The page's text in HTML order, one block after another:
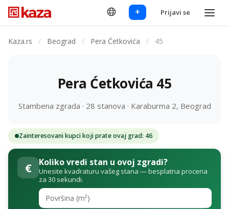
+ Prijavi se
Kaza.rs / Beograd / Pera Ćetkovića / 45
Pera Ćetkovića 45
Stambena zgrada · 28 stanova · Karaburma 2, Beograd
Zainteresovani kupci koji prate ovaj grad: 46
€ Koliko vredi stan u ovoj zgradi?
Unesite kvadraturu vašeg stana — besplatna procena
za 30 sekundi.